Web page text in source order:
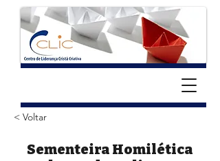
< Voltar
Sementeira Homilética